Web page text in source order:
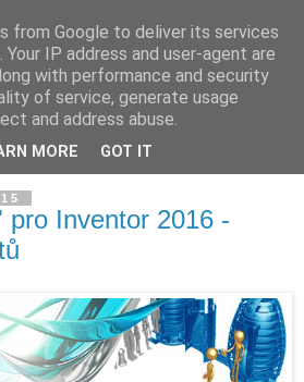
pro Inventor 2016 -
from Google to deliver its services
IP address and user-agent are
with performance and security
of service, generate usage
and address abuse.
MORE GOT IT